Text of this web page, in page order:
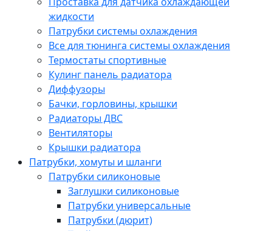
жидкости
Патрубки системы охлаждения
Все для тюнинга системы охлаждения
Термостаты спортивные
Кулинг панель радиатора
Диффузоры
Бачки, горловины, крышки
Радиаторы ДВС
Вентиляторы
Крышки радиатора
Патрубки, хомуты и шланги
Патрубки силиконовые
Заглушки силиконовые
Патрубки универсальные
Патрубки (дюрит)